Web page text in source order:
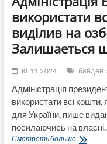
використати
виділив на
Залишаеться
30.11.2024 байден
Адміністрація
використати всі кошти,
для України, пише
посилаючись на
Смотреть больше